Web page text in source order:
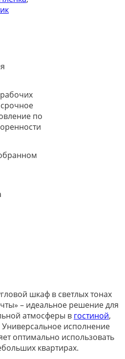
по
шкаф в светлых тонах
– идеальное решение для
атмосферы в гостиной,
Универсальное исполнение
оптимально использовать
квартирах.